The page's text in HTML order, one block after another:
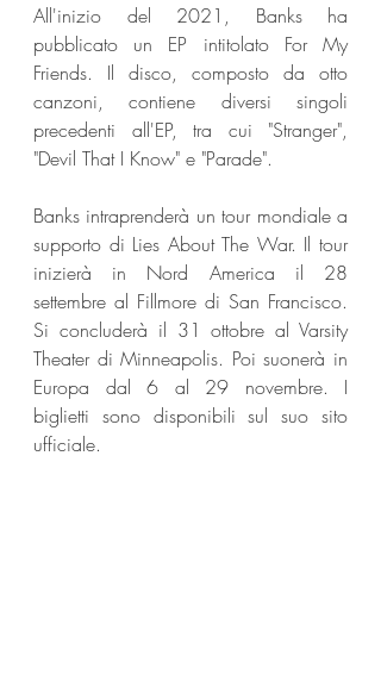
All'inizio del 2021, Banks ha
pubblicato un EP intitolato For My
Friends. Il disco, composto da otto
canzoni, contiene diversi singoli
precedenti all'EP, tra cui "Stranger",
"Devil That I Know" e "Parade".
Banks intraprenderà un tour mondiale a
supporto di Lies About The War. Il tour
inizierà in Nord America il 28
settembre al Fillmore di San Francisco.
Si concluderà il 31 ottobre al Varsity
Theater di Minneapolis. Poi suonerà in
Europa dal 6 al 29 novembre. I
biglietti sono disponibili sul suo sito
ufficiale.